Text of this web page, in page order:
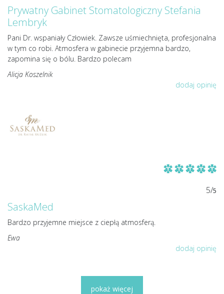
Prywatny Gabinet Stomatologiczny Stefania
Lembryk
Pani Dr. wspaniały Człowiek. Zawsze uśmiechnięta, profesjonalna
w tym co robi. Atmosfera w gabinecie przyjemna bardzo,
zapomina się o bólu. Bardzo polecam
Alicja Koszelnik
dodaj opinię
5/5
SaskaMed
Bardzo przyjemne miejsce z ciepłą atmosferą.
Ewa
dodaj opinię
pokaż więcej